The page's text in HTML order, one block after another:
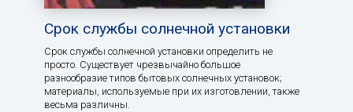
Срок службы солнечной установки
Срок службы солнечной установки определить не
просто. Существует чрезвычайно большое
разнообразие типов бытовых солнечных установок;
материалы, используемые при их изготовлении, также
весьма различны.